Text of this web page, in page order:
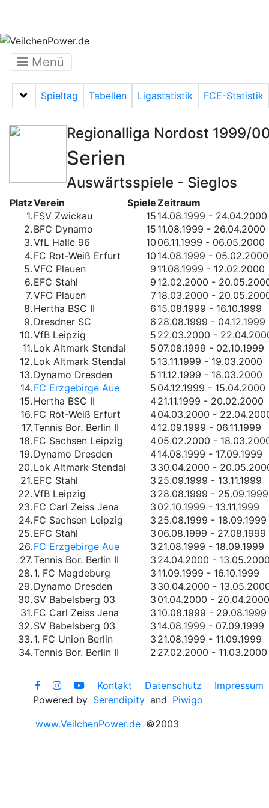
Menü
Menü auf-/zuklappen
Spieltag Tabellen Ligastatistik FCE-Statistik
Regionalliga Nordost 1999/
Serien
Auswärtsspiele - Sieglos
PlatzVerein SpieleZeitraum
1. FSV Zwickau 15 14.08.1999 - 24.04.2000
2. BFC Dynamo 15 11.08.1999 - 26.04.2000
3.VfL Halle 96 10 06.11.1999 - 06.05.2000
4. FC Rot-Weiß Erfurt 10 14.08.1999 - 05.02.2000
5.VFC Plauen 9 11.08.1999 - 12.02.2000
6. EFC Stahl 9 12.02.2000 -
7.VFC Plauen 718.03.2000 -
8. Hertha BSC II 6 15.08.1999 - 16.10.1999
9. Dresdner SC 6 28.08.1999 - 04.12.1999
10.VfB Leipzig 5 22.03.2000 -
11. Lok Altmark Stendal 5 07.08.1999 - 02.10.1999
12. Lok Altmark Stendal 5 13.11.1999 - 19.03.2000
13. Dynamo Dresden 5 11.12.1999 - 18.03.2000
14. FC Erzgebirge Aue 5 04.12.1999 - 15.04.2000
15. Hertha BSC II 421.11.1999 - 20.02.2000
16. FC Rot-Weiß Erfurt 404.03.2000 -
17.Tennis Bor. Berlin II 412.09.1999 - 06.11.1999
18. FC Sachsen Leipzig 405.02.2000 -
19. Dynamo Dresden 414.08.1999 - 17.09.1999
20. Lok Altmark Stendal 3 30.04.2000 -
21. EFC Stahl 3 25.09.1999 - 13.11.1999
22.VfB Leipzig 3 28.08.1999 - 25.09.1999
23. FC Carl Zeiss Jena 3 02.10.1999 - 13.11.1999
24. FC Sachsen Leipzig 3 25.08.1999 - 18.09.1999
25. EFC Stahl 3 06.08.1999 - 27.08.1999
26. FC Erzgebirge Aue 3 21.08.1999 - 18.09.1999
27.Tennis Bor. Berlin II 3 24.04.2000 -
28. 1. FC Magdeburg 3 11.09.1999 - 16.10.1999
29. Dynamo Dresden 3 30.04.2000 -
30. SV Babelsberg 03 3 01.04.2000 - 20.04.2000
31. FC Carl Zeiss Jena 3 10.08.1999 - 29.08.1999
32. SV Babelsberg 03 3 14.08.1999 - 07.09.1999
33. 1. FC Union Berlin 3 21.08.1999 - 11.09.1999
34.Tennis Bor. Berlin II 2 27.02.2000 - 11.03.2000
Kontakt Datenschutz
Impressum
Powered by Serendipity and Piwigo
www.VeilchenPower.de ©2003